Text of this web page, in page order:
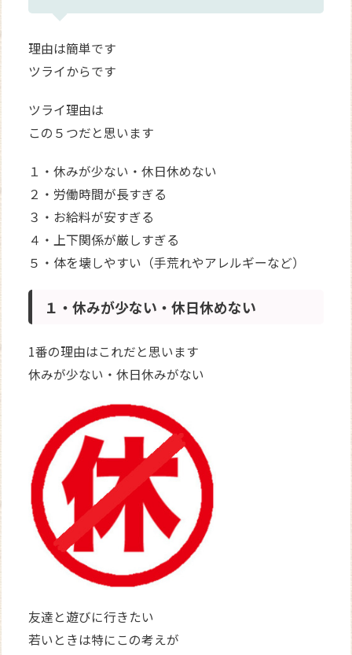
理由は簡単です
ツライからです
ツライ理由は
この５つだと思います
１・休みが少ない・休日休めない
２・労働時間が長すぎる
３・お給料が安すぎる
４・上下関係が厳しすぎる
５・体を壊しやすい（手荒れやアレルギーなど）
１・休みが少ない・休日休めない
1番の理由はこれだと思います
休みが少ない・休日休みがない
友達と遊びに行きたい
若いときは特にこの考えが